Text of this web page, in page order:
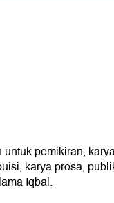
pemikiran,
karya prosa,
Iqbal.